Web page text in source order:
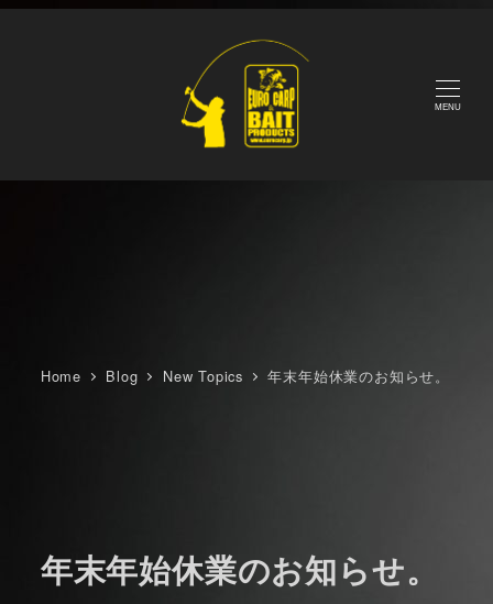
テ
MENU
Home Blog New Topics 年末年始休業のお知らせ。
年末年始休業のお知らせ。